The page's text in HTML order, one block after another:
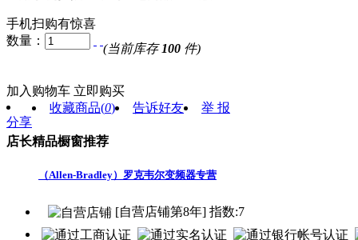
手机扫购有惊喜
数量：
(当前库存 100 件)
加入购物车 立即购买
分享
收藏商品(0) 告诉好友 举 报
店长精品橱窗推荐
（Allen-Bradley）罗克韦尔变频器专营
[自营店铺第8年] 指数:7